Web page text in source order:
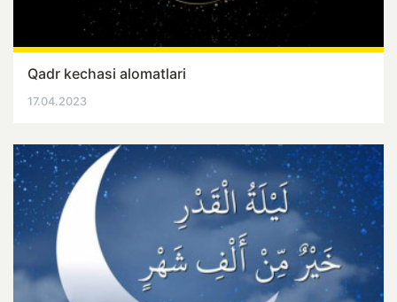
Qadr kechasi alomatlari
17.04.2023